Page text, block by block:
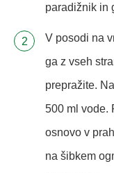
paradižnik in
V posodi na
ga z vseh
prepražite.
500 ml vode.
osnovo v
na šibkem